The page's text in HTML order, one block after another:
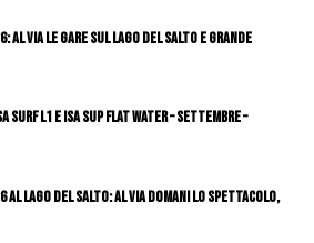
al via le gare sul Lago del Salto e grande
SURF L1 e ISA SUP Flat Water – SETTEMBRE –
al Lago del Salto: al via domani lo spettacolo,